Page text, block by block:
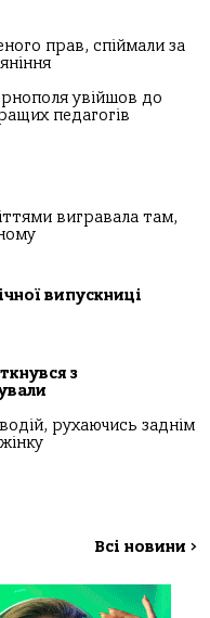
прав, спіймали за
увійшов до
педагогів
вигравала там,
випускниці
з
рухаючись заднім
Всі новини >